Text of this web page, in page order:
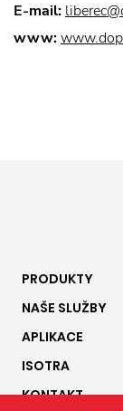
E-mail:
www:
PRODUKTY
NAŠE SLUŽBY
APLIKACE
ISOTRA
KONTAKT